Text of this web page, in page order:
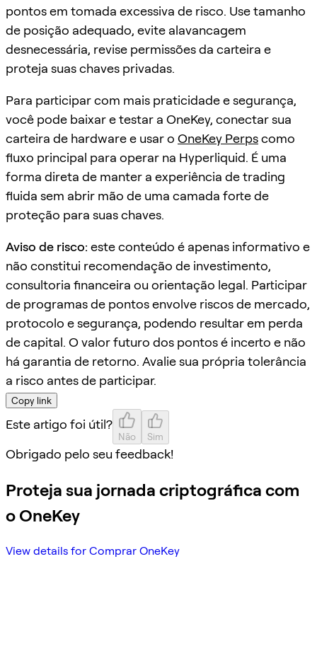
pontos em tomada excessiva de risco. Use tamanho
de posição adequado, evite alavancagem
desnecessária, revise permissões da carteira e
proteja suas chaves privadas.
Para participar com mais praticidade e segurança,
você pode baixar e testar a OneKey, conectar sua
carteira de hardware e usar o OneKey Perpscomo
fluxo principal para operar na Hyperliquid. É uma
forma direta de manter a experiência de trading
fluida sem abrir mão de uma camada forte de
proteção para suas chaves.
Aviso de risco: este conteúdo é apenas informativo e
não constitui recomendação de investimento,
consultoria financeira ou orientação legal. Participar
de programas de pontos envolve riscos de mercado,
protocolo e segurança, podendo resultar em perda
de capital. O valor futuro dos pontos é incerto e não
há garantia de retorno. Avalie sua própria tolerância
a risco antes de participar.
Copy link
Este artigo foi útil?
Não Sim
Obrigado pelo seu feedback!
Proteja sua jornada criptográfica com
o OneKey
View details for Comprar OneKey